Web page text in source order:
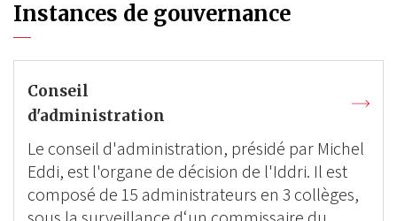
Instances de gouvernance
Conseil
d'administration
Le conseil d'administration, présidé par Michel
Eddi, est l'organe de décision de l'Iddri. Il est
composé de 15 administrateurs en 3 collèges,